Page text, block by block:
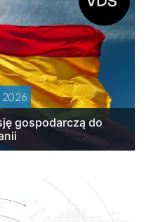
2026
gospodarczą do